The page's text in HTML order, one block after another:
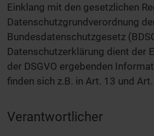
Einklang mit den gesetzlichen
Datenschutzgrundverordnung
Bundesdatenschutzgesetz
Datenschutzerklärung dient der
der DSGVO ergebenden
finden sich z.B. in Art. 13 und
Verantwortlicher